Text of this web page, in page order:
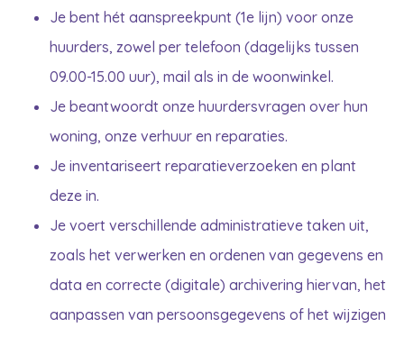
Je bent hét aanspreekpunt (1e lijn) voor onze
huurders, zowel per telefoon (dagelijks tussen
09.00-15.00 uur), mail als in de woonwinkel.
Je beantwoordt onze huurdersvragen over hun
woning, onze verhuur en reparaties.
Je inventariseert reparatieverzoeken en plant
deze in.
Je voert verschillende administratieve taken uit,
zoals het verwerken en ordenen van gegevens en
data en correcte (digitale) archivering hiervan, het
aanpassen van persoonsgegevens of het wijzigen